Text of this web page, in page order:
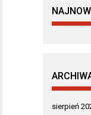
sierpień